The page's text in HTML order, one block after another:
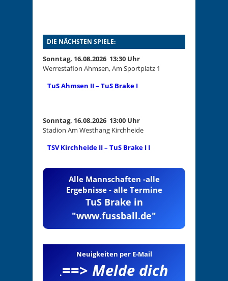
DIE NÄCHSTEN SPIELE:
Sonntag, 16.08.2026 13:30 Uhr
Werrestafion Ahmsen, Am Sportplatz 1
TuS Ahmsen II – TuS Brake I
Sonntag, 16.08.2026 13:00 Uhr
Stadion Am Westhang Kirchheide
TSV Kirchheide II – TuS Brake I I
Alle Mannschaften -alle
Ergebnisse - alle Termine
TuS Brake in
"www.fussball.de"
Neuigkeiten per E-Mail
.==> Melde dich